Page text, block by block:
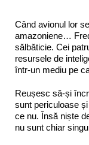
Când avionul lor
amazoniene…
sălbăticie. Cei
resursele de
într-un mediu pe
Reușesc să-și
sunt periculoase
ce nu. Însă niște
nu sunt chiar